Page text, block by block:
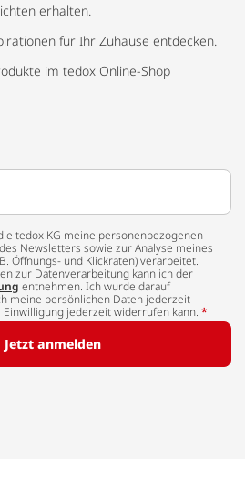
erhalten.
für Ihr Zuhause entdecken.
im tedox Online-Shop
tedox KG meine personenbezogenen
Newsletters sowie zur Analyse meines
Öffnungs- und Klickraten) verarbeitet.
zur Datenverarbeitung kann ich der
entnehmen. Ich wurde darauf
meine persönlichen Daten jederzeit
jederzeit widerrufen kann. *
Jetzt anmelden